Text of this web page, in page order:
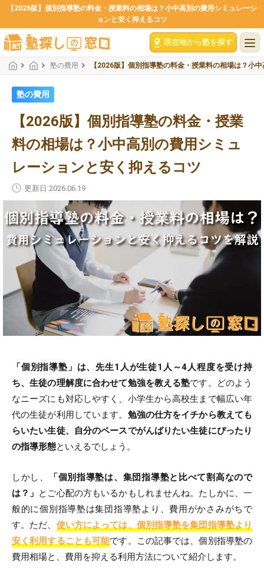
【2026版】個別指導塾の料金・授業料の相場は？小中高別の費用シミュレーシ
ョンと安く抑えるコツ
現在地から塾を探す
塾の費用 【2026版】個別指導塾の料金・授業料の相場は？小
塾の費用
【2026版】個別指導塾の料金・授業
料の相場は？小中高別の費用シミュ
レーションと安く抑えるコツ
更新日 2026.06.19
「個別指導塾」は、先生1人が生徒1人～4人程度を受け持
ち、生徒の理解度に合わせて勉強を教える塾です。どのよう
なニーズにも対応しやすく、小学生から高校生まで幅広い年
代の生徒が利用しています。 勉強の仕方をイチから教えても
らいたい生徒、自分のペースでがんばりたい生徒にぴったり
の指導形態といえるでしょう。
しかし、
「個別指導塾は、集団指導塾と比べて割高なので
は？」 とご心配の方もいるかもしれませんね。たしかに、一
般的に個別指導塾は集団指導塾より、費用がかさみがちで
す。ただ、 使い方によっては、個別指導塾を集団指導塾より
安く利用することも可能です。この記事では、個別指導塾の
費用相場と、費用を抑える利用方法について紹介します。